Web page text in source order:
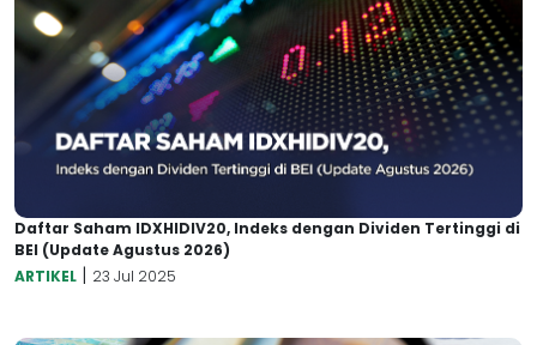
Daftar Saham IDXHIDIV20, Indeks dengan Dividen Tertinggi di
BEI (Update Agustus 2026)
ARTIKEL | 23 Jul 2025